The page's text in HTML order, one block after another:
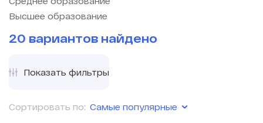
Высшее образование
20 вариантов найдено
Сортировать по: Самые популярные
Показать фильтры